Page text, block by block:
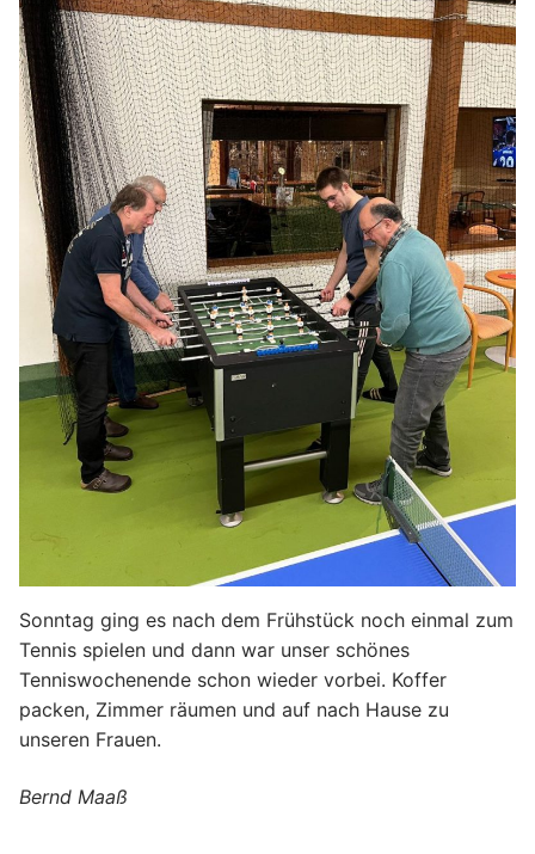
Sonntag ging es nach dem Frühstück noch einmal zum
Tennis spielen und dann war unser schönes
Tenniswochenende schon wieder vorbei. Koffer
packen, Zimmer räumen und auf nach Hause zu
unseren Frauen.
Bernd Maaß